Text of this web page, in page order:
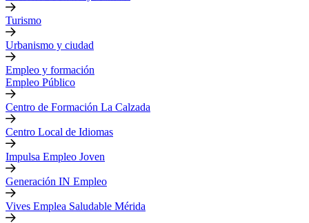
Turismo
Urbanismo y ciudad
Empleo y formación
Empleo Público
Centro de Formación La Calzada
Centro Local de Idiomas
Impulsa Empleo Joven
Generación IN Empleo
Vives Emplea Saludable Mérida